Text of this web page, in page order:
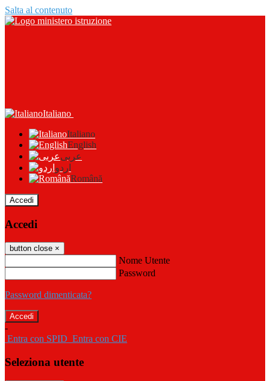
Salta al contenuto
Italiano
Italiano
English
عربى
اردو
Română
Accedi
Accedi
button close ×
Nome Utente
Password
Password dimenticata?
-
Entra con SPID Entra con CIE
Seleziona utente